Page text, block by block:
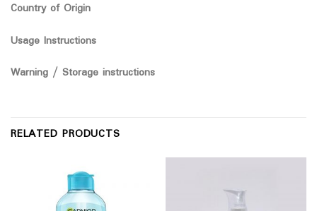
Country of Origin
Usage Instructions
Warning / Storage instructions
RELATED PRODUCTS